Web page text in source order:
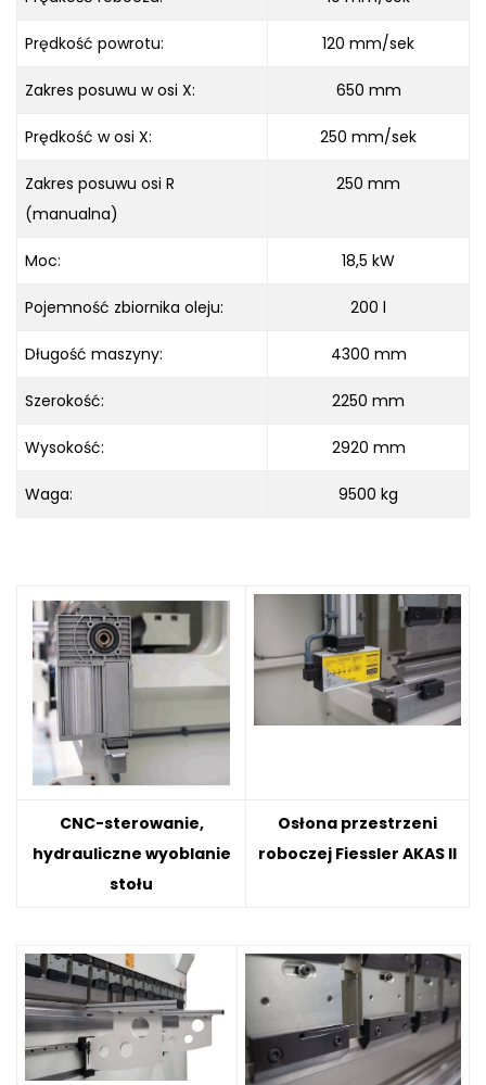
Prędkość powrotu: 120 mm/sek
Zakres posuwu w osi X: 650 mm
Prędkość w osi X: 250 mm/sek
Zakres posuwu osi R
(manualna)
250 mm
Moc: 18,5 kW
Pojemność zbiornika oleju: 200 l
Długość maszyny: 4300 mm
Szerokość: 2250 mm
Wysokość: 2920 mm
Waga: 9500 kg
CNC-sterowanie,
hydrauliczne wyoblanie
stołu
Osłona przestrzeni
roboczej Fiessler AKAS II